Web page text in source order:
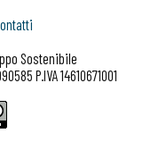
Sostenibile
P.IVA 14610671001